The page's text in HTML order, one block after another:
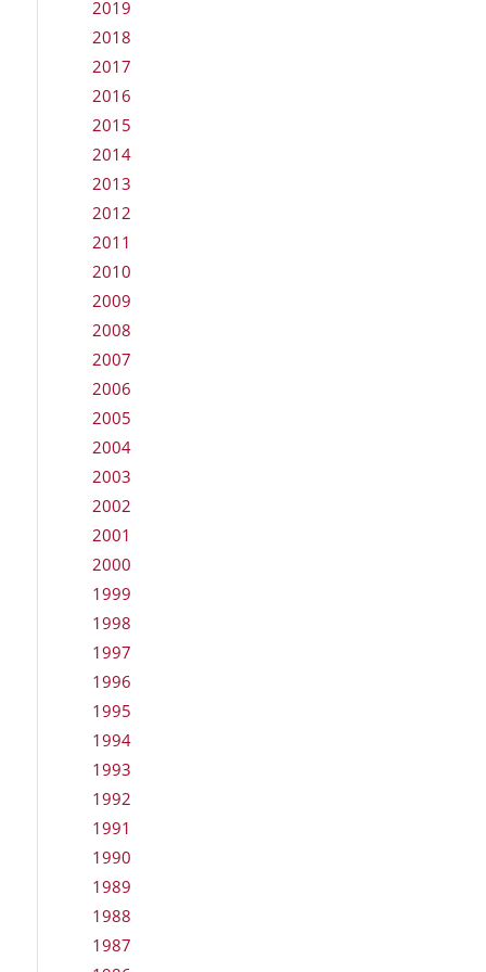
2019
2018
2017
2016
2015
2014
2013
2012
2011
2010
2009
2008
2007
2006
2005
2004
2003
2002
2001
2000
1999
1998
1997
1996
1995
1994
1993
1992
1991
1990
1989
1988
1987